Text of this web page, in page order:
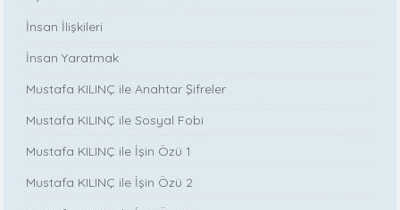
İnsan İlişkileri
İnsan Yaratmak
Mustafa KILINÇ ile Anahtar Şifreler
Mustafa KILINÇ ile Sosyal Fobi
Mustafa KILINÇ ile İşin Özü 1
Mustafa KILINÇ ile İşin Özü 2